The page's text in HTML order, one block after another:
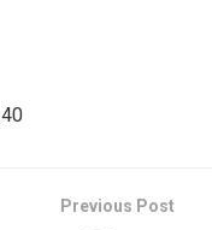
40
Previous Post